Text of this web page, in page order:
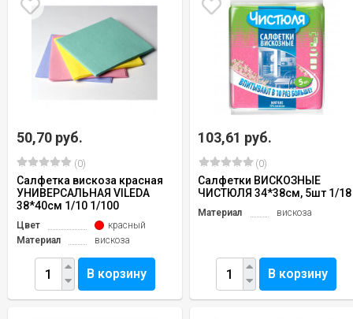
50,70 руб.
(0)
Салфетка вискоза красная
УНИВЕРСАЛЬНАЯ VILEDA
38*40см 1/10 1/100
Цвет
красный
Материал
вискоза
В корзину
103,61 руб.
(0)
Салфетки ВИСКОЗНЫЕ
ЧИСТЮЛЯ 34*38см, 5шт 1/18
Материал вискоза
В корзину